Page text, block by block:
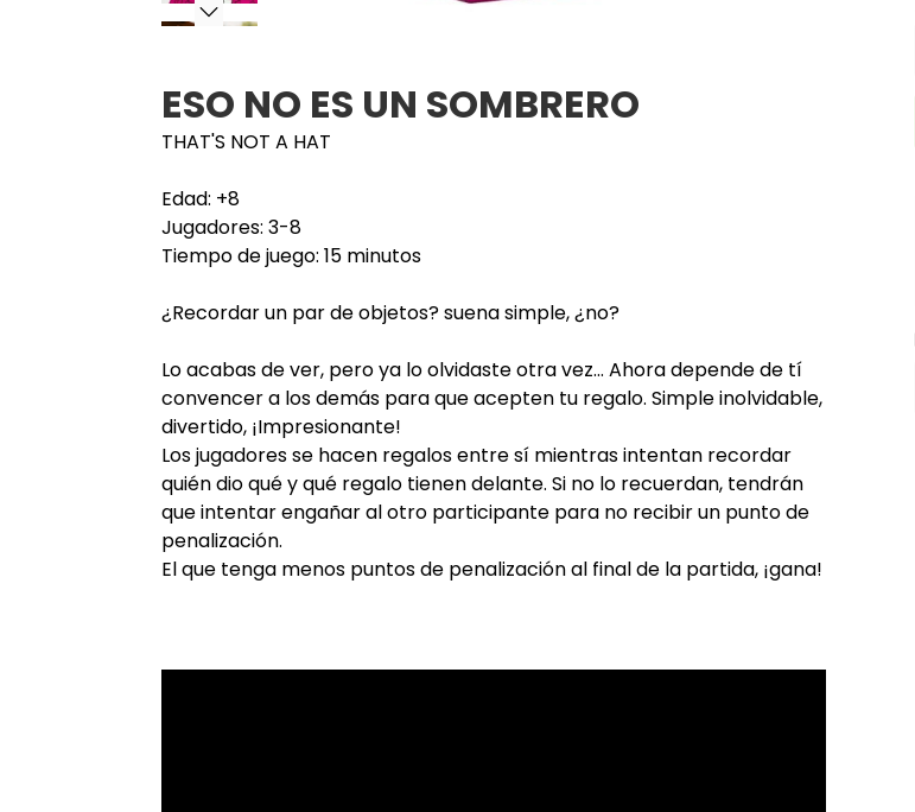
ESO NO ES UN SOMBRERO
THAT'S NOT A HAT
Edad: +8
Jugadores: 3-8
Tiempo de juego: 15 minutos
¿Recordar un par de objetos? suena simple, ¿no?
Lo acabas de ver, pero ya lo olvidaste otra vez... Ahora depende de tí
convencer a los demás para que acepten tu regalo. Simple inolvidable,
divertido, ¡Impresionante!
Los jugadores se hacen regalos entre sí mientras intentan recordar
quién dio qué y qué regalo tienen delante. Si no lo recuerdan, tendrán
que intentar engañar al otro participante para no recibir un punto de
penalización.
El que tenga menos puntos de penalización al final de la partida, ¡gana!